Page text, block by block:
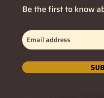
Be the first to know
Email
address(Obbligatorio)